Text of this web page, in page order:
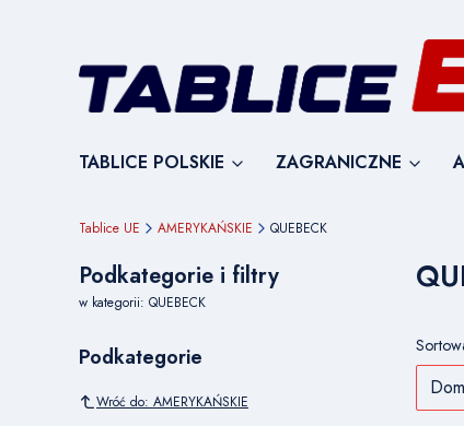
TABLICE POLSKIE ZAGRANICZNE
Tablice UE AMERYKAŃSKIE QUEBECK
Podkategorie i filtry
w kategorii: QUEBECK
Podkategorie
Wróć do: AMERYKAŃSKIE